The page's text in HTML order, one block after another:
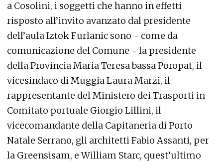
a Cosolini, i soggetti che hanno in effetti
risposto all’invito avanzato dal presidente
dell’aula Iztok Furlanic sono - come da
comunicazione del Comune - la presidente
della Provincia Maria Teresa bassa Poropat, il
vicesindaco di Muggia Laura Marzi, il
rappresentante del Ministero dei Trasporti in
Comitato portuale Giorgio Lillini, il
vicecomandante della Capitaneria di Porto
Natale Serrano, gli architetti Fabio Assanti, per
la Greensisam, e William Starc, quest’ultimo